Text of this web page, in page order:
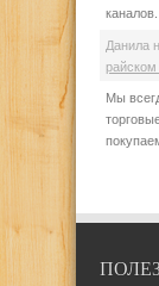
Данила
райском
Мы